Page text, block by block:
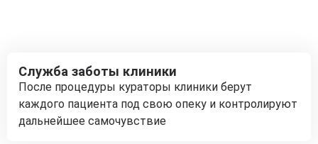
Служба заботы клиники
После процедуры кураторы клиники берут
каждого пациента под свою опеку и контролируют
дальнейшее самочувствие